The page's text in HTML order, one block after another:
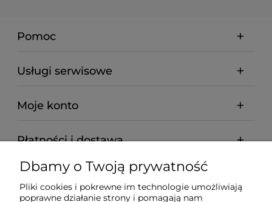
Pomoc
Usługi serwisowe
Moje konto
Płatności i dostawa
Informacje
Dbamy o Twoją prywatność
Pliki cookies i pokrewne im technologie umożliwiają
poprawne działanie strony i pomagają nam